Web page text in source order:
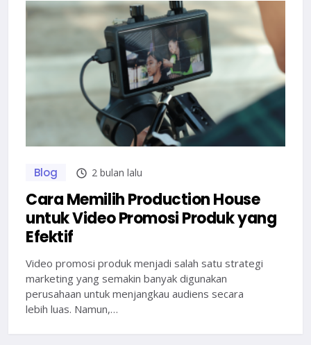
Blog 2 bulan lalu
Cara Memilih Production House
untuk Video Promosi Produk yang
Efektif
Video promosi produk menjadi salah satu strategi
marketing yang semakin banyak digunakan
perusahaan untuk menjangkau audiens secara
lebih luas. Namun,…